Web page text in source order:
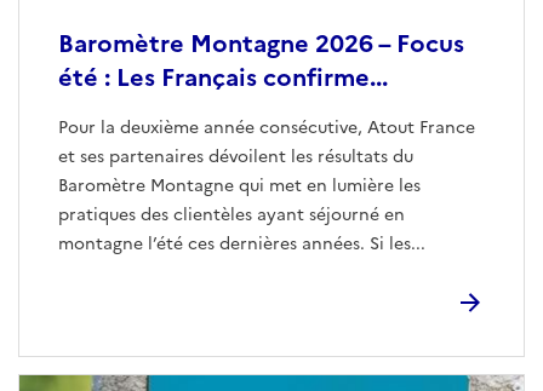
Baromètre Montagne 2026 – Focus
été : Les Français confirme...
Pour la deuxième année consécutive, Atout France
et ses partenaires dévoilent les résultats du
Baromètre Montagne qui met en lumière les
pratiques des clientèles ayant séjourné en
montagne l’été ces dernières années. Si les...